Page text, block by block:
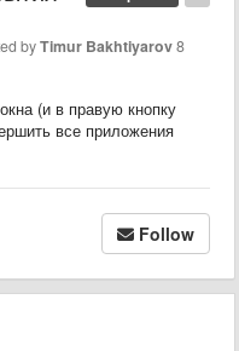
byTimur Bakhtiyarov8
(и в правую кнопку
все приложения
Follow